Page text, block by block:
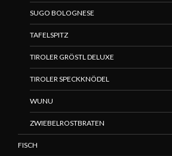
SUGO BOLOGNESE
TAFELSPITZ
TIROLER GRÖSTL DELUXE
TIROLER SPECKKNÖDEL
WUNU
ZWIEBELROSTBRATEN
FISCH